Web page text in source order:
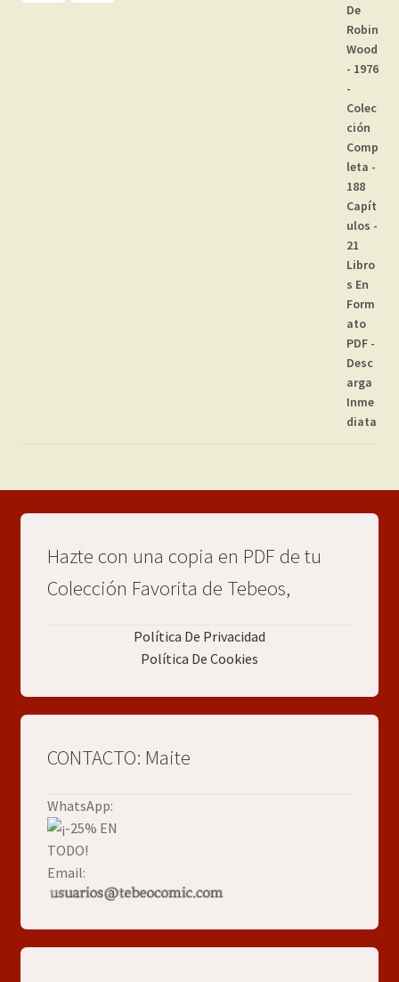
Hazte con una copia en PDF de tu
Colección Favorita de Tebeos,
Política De Privacidad
Política De Cookies
CONTACTO: Maite
WhatsApp:
Email: